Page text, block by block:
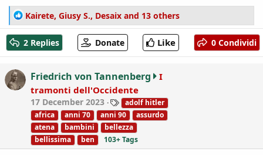
R
e
a
c
t
o
Kairete, Giusy S., Desaix and 13 others
2 Replies Donate Like 0 Condividi
Friedrich von Tannenberg
I
tramonti dell'Occidente
17 December 2023
T
a
g
s
adolf hitler
africa
anni 70 anni 90
assurdo
atena
bambini
bellezza
bellissima
ben 103+ Tags